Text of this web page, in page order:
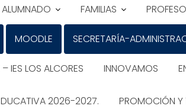
ALUMNADO FAMILIAS
MOODLE SECRETARÍA-
IES LOS ALCORES INNOVAMOS
2026-2027. PROMOCIÓN Y